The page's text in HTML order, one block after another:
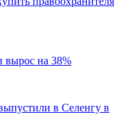
вырос на 38%
в Селенгу в